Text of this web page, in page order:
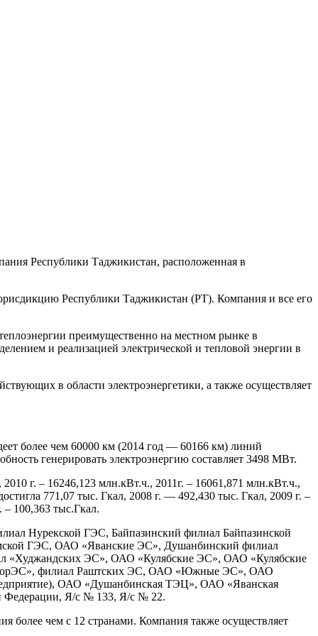
Республики Таджикистан, расположенная в
Республики Таджикистан (РТ). Компания и все его
преимущественно на местном рынке в
и реализацией электрической и тепловой энергии в
в области электроэнергетики, а также осуществляет
более чем 60000 км (2014 год — 60166 км) линий
генерировать электроэнергию составляет 3498 МВт.
г. – 16246,123 млн.кВт.ч., 2011г. – 16061,871 млн.кВт.ч.,
771,07 тыс. Гкал, 2008 г. — 492,430 тыс. Гкал, 2009 г. –
– 100,363 тыс.Гкал.
Нурекской ГЭС, Байпазинский филиал Байпазинской
ГЭС, ОАО «Яванские ЭС», Душанбинский филиал
«Худжандских ЭС», ОАО «Кулябские ЭС», ОАО «Кулябские
горЭС», филиал Раштских ЭС, ОАО «Южные ЭС», ОАО
ОАО «Душанбинская ТЭЦ», ОАО «Яванская
Федерации, Я/с № 133, Я/с № 22.
более чем с 12 странами. Компания также осуществляет